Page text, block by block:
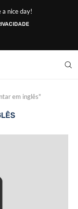
nice day!
em inglês"